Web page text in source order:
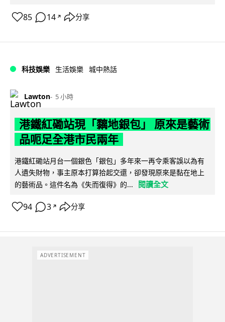
85 14 ↗ 分享
科技娛樂 生活娛樂 城中熱話
Lawton 5 小時
港鐵紅磡站現「黐地銀包」 原來是藝術
品呃足全港市民兩年
港鐵紅磡站月台一個銀色「銀包」多年來一再令乘客誤以為有
人遺失財物，事主原本打算拾起交還，卻發現原來是黏在地上
的藝術品。這件名為《失而復得》的...
閱讀全文
94 3 ↗ 分享
ADVERTISEMENT